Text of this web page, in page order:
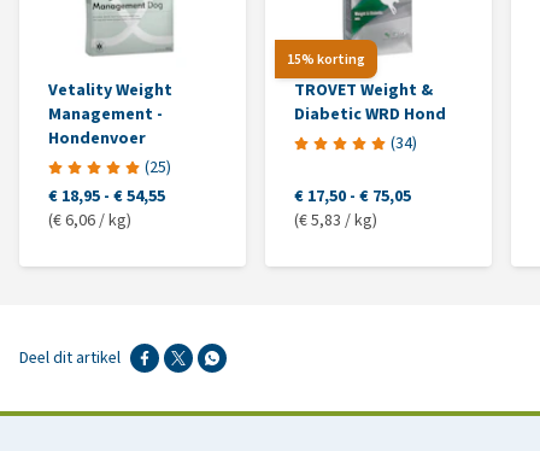
Vetality Weight
Management -
Hondenvoer
(25)
€ 18,95 - € 54,55
(€ 6,06 / kg)
15% korting
TROVET Weight &
Diabetic WRD Hond
(34)
€ 17,50 - € 75,05
(€ 5,83 / kg)
Deel dit artikel